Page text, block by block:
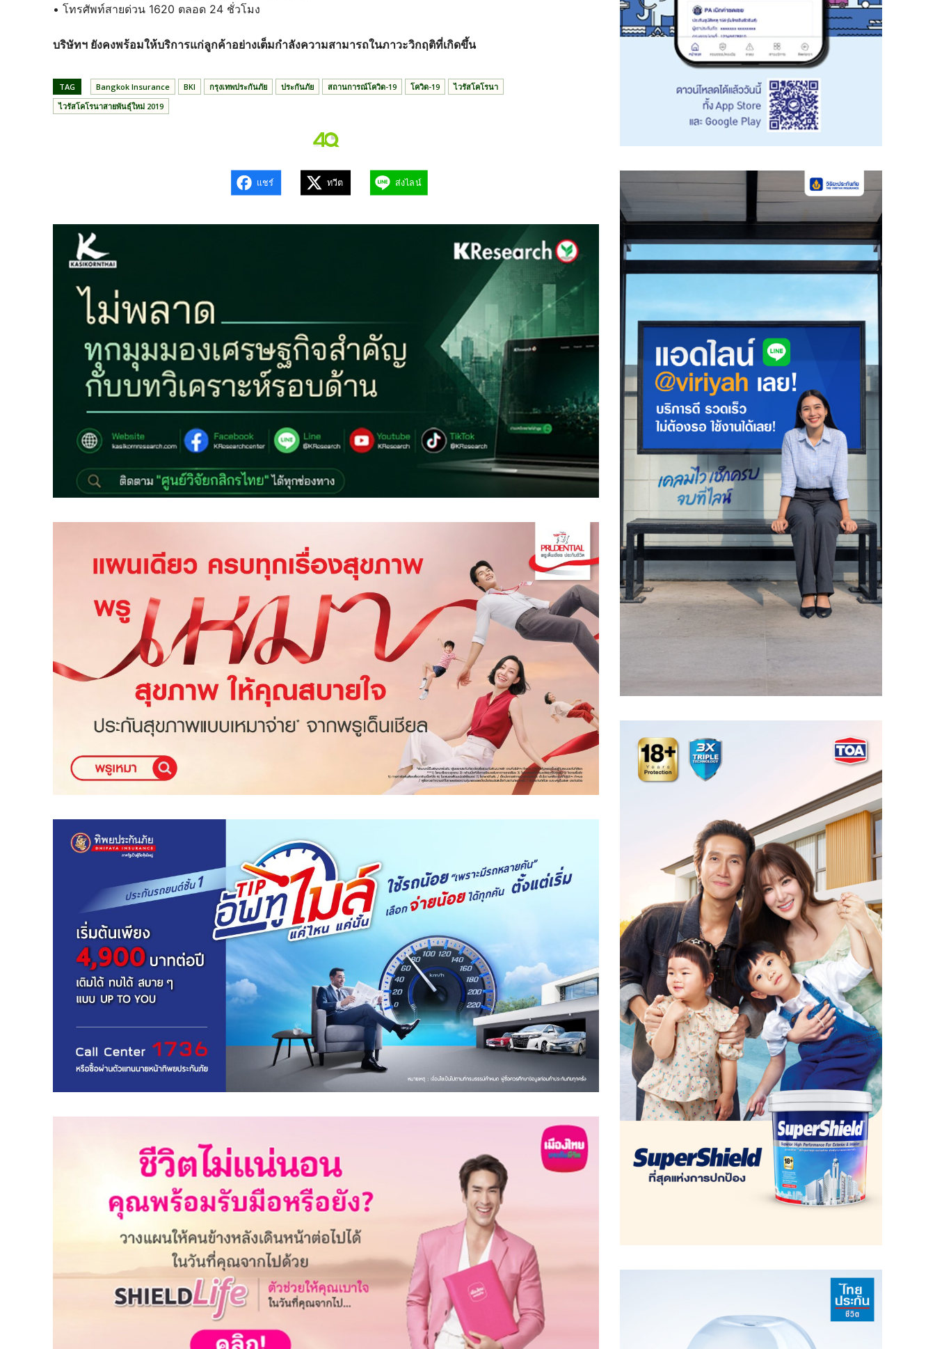
• โทรศัพท์สายด่วน 1620 ตลอด 24 ชั่วโมง
บริษัทฯ ยังคงพร้อมให้บริการแก่ลูกค้าอย่างเต็มกำลังความสามารถในภาวะวิกฤติที่เกิดขึ้น
TAG Bangkok lnsurance BKI กรุงเทพประกันภัย ประกันภัย สถานการณ์โควิด-19 โควิด-19
ไวรัสโคโรนา
ไวรัสโคโรนาสายพันธุ์ใหม่ 2019
แชร์ ทวีต ส่งไลน์